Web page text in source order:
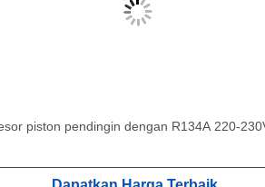
piston pendingin dengan R134A 220-